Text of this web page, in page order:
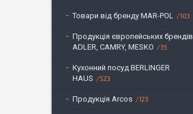
Товари від бренду MAR-POL 103
Продукція європейських брендів
ADLER, CAMRY, MESKO
35
Кухонний посуд BERLINGER
HAUS
523
Продукція Arcos 123